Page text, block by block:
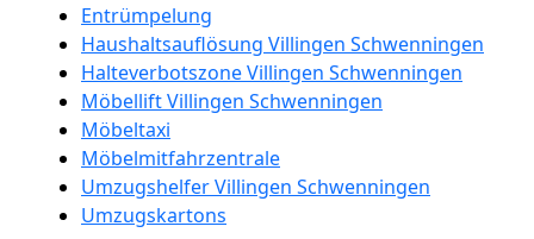
Entrümpelung
Haushaltsauflösung Villingen Schwenningen
Halteverbotszone Villingen Schwenningen
Möbellift Villingen Schwenningen
Möbeltaxi
Möbelmitfahrzentrale
Umzugshelfer Villingen Schwenningen
Umzugskartons